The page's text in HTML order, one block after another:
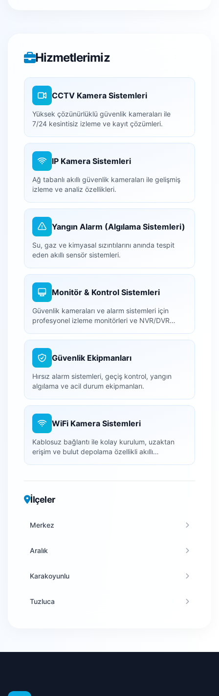
Hizmetlerimiz
CCTV Kamera Sistemleri
Yüksek çözünürlüklü güvenlik kameraları ile
7/24 kesintisiz izleme ve kayıt çözümleri.
IP Kamera Sistemleri
Ağ tabanlı akıllı güvenlik kameraları ile gelişmiş
izleme ve analiz özellikleri.
Yangın Alarm (Algılama Sistemleri)
Su, gaz ve kimyasal sızıntılarını anında tespit
eden akıllı sensör sistemleri.
Monitör & Kontrol Sistemleri
Güvenlik kameraları ve alarm sistemleri için
profesyonel izleme monitörleri ve NVR/DVR
Güvenlik Ekipmanları
Hırsız alarm sistemleri, geçiş kontrol, yangın
algılama ve acil durum ekipmanları.
WiFi Kamera Sistemleri
Kablosuz bağlantı ile kolay kurulum, uzaktan
erişim ve bulut depolama özellikli akıllı
İlçeler
Merkez
Aralık
Karakoyunlu
Tuzluca